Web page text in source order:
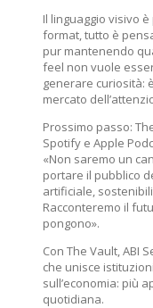
Il linguaggio visivo
format, tutto è
pur mantenendo
feel non vuole
generare curiosità:
mercato
Prossimo passo:
Spotify e Apple
«Non saremo un
portare il pubblico
artificiale,
Racconteremo il
pongono».
Con The Vault, ABI
che unisce
sull’economia: più
quotidiana.